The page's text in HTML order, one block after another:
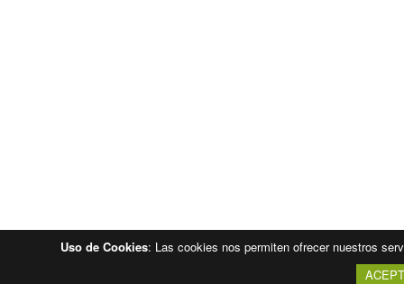
Uso de Cookies: Las cookies nos permiten ofrecer nuestros